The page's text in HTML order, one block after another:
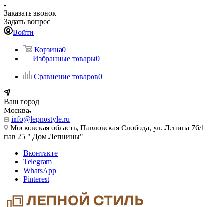
Заказать звонок
Задать вопрос
Войти
Корзина0
Избранные товары0
Сравнение товаров0
Ваш город
Москва
info@lepnostyle.ru
Московская область, Павловская Слобода, ул. Ленина 76/1
пав 25 " Дом Лепнины"
Вконтакте
Telegram
WhatsApp
Pinterest